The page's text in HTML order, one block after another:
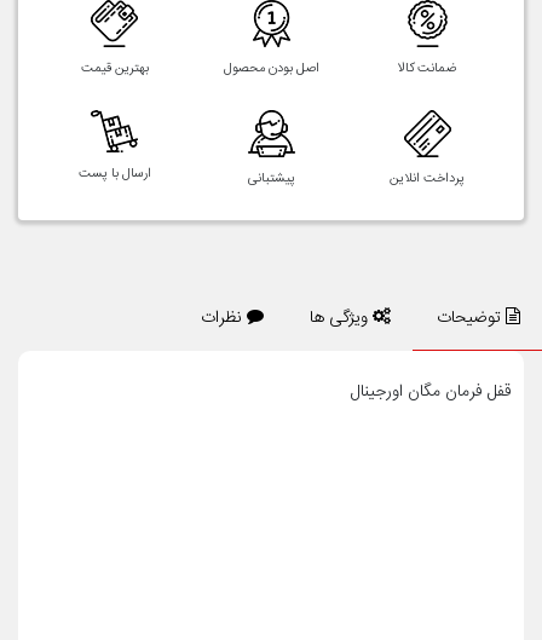
ضمانت کالا اصل بودن محصول بهترین قیمت
پرداخت انلاین پیشتبانی ارسال با پست
توضیحات ویژگی ها نظرات
قفل فرمان مگان اورجینال